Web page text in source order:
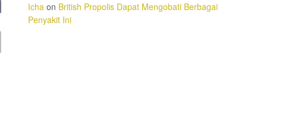
Icha on British Propolis Dapat Mengobati Berbagai
Penyakit Ini